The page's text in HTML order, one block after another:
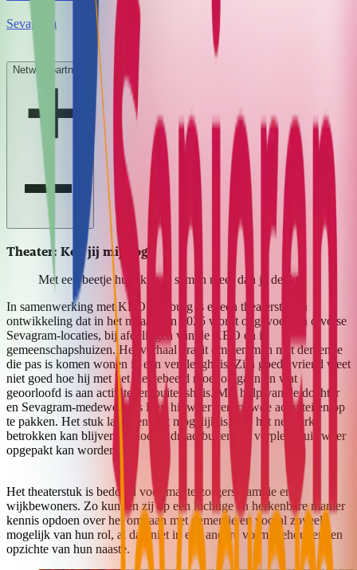
Sevagram
Netwerkpartners
Theater: Ken jij mij nog?
Met een beetje hulp kun je samen meer dan je denkt.
In samenwerking met KBO Limburg is er een theaterstuk in
ontwikkeling dat in het najaar van 2025 wordt opgevoerd in diverse
Sevagram-locaties, bij afdelingen van de KBO en in
gemeenschapshuizen. Het verhaal draait om een man met dementie
die pas is komen wonen in een verpleeghuis. Zijn goede vriend weet
niet goed hoe hij met het ziektebeeld moet omgaan en wat
geoorloofd is aan activiteiten buitenshuis. Met hulp van de dochter
en Sevagram-medewerkers leert hij weer vertrouwde activiteiten op
te pakken. Het stuk laat zien wat mogelijk is, hoe het netwerk
betrokken kan blijven en hoe de draad buiten het verpleeghuis weer
opgepakt kan worden.
Het theaterstuk is bedoeld voor mantelzorgers, familie en
wijkbewoners. Zo kunnen zij op een luchtige en herkenbare manier
kennis opdoen over het omgaan met dementie en vooral zoveel
mogelijk van hun rol, al dan niet in een andere vorm, behouden ten
opzichte van hun naaste.